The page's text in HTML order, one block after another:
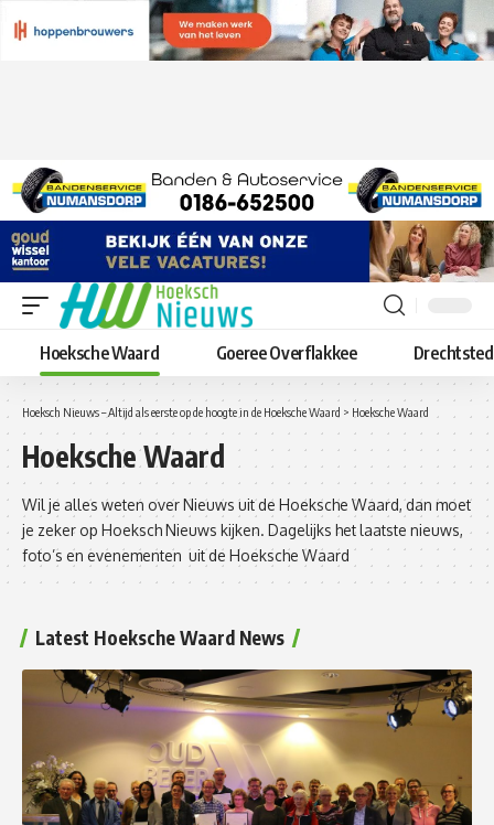
Hoeksche Waard Goeree Overflakkee
Hoeksch Nieuws – Altijd als eerste op de hoogte in de Hoeksche Waard > Hoeksche Waard
Hoeksche Waard
Wil je alles weten over Nieuws uit de Hoeksche Waard, dan moet
je zeker op Hoeksch Nieuws kijken. Dagelijks het laatste nieuws,
foto’s en evenementen uit de Hoeksche Waard
Latest Hoeksche Waard News